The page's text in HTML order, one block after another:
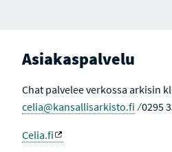
Asiakaspalvelu
Chat palvelee verkossa arkisin
celia@kansallisarkisto.fi ⁄ 0295
Celia.fi